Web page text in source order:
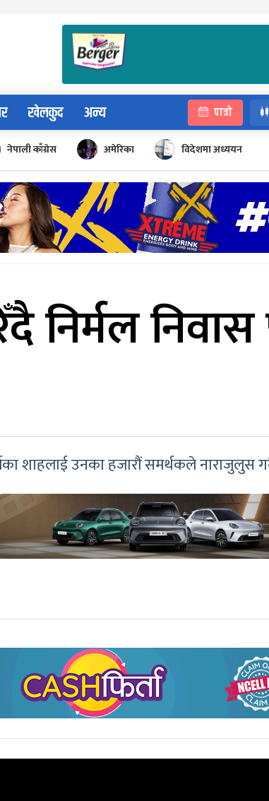
खेलकुद अन्य पात्रो
नेपाली काँग्रेस अमेरिका विदेशमा अध्ययन
निवास
शाहलाई उनका हजारौं समर्थकले नाराजुलुस